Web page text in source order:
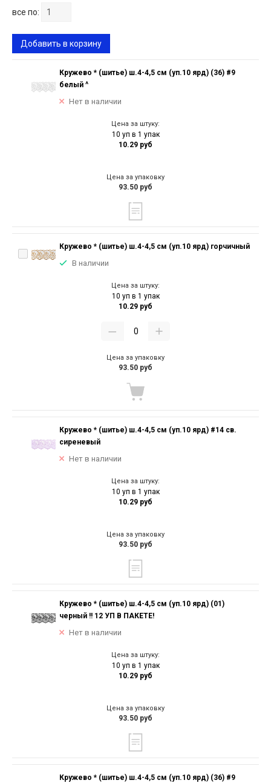
все по:
Добавить в корзину
Кружево * (шитье) ш.4-4,5 см (уп.10 ярд) (36) #9
белый ^
Нет в наличии
Цена за штуку:
10 уп в 1 упак
10.29 руб
Цена за упаковку
93.50 руб
Кружево * (шитье) ш.4-4,5 см (уп.10 ярд) горчичный
В наличии
Цена за штуку:
10 уп в 1 упак
10.29 руб
Цена за упаковку
93.50 руб
Кружево * (шитье) ш.4-4,5 см (уп.10 ярд) #14 св.
сиреневый
Нет в наличии
Цена за штуку:
10 уп в 1 упак
10.29 руб
Цена за упаковку
93.50 руб
Кружево * (шитье) ш.4-4,5 см (уп.10 ярд) (01)
черный !! 12 УП В ПАКЕТЕ!
Нет в наличии
Цена за штуку:
10 уп в 1 упак
10.29 руб
Цена за упаковку
93.50 руб
Кружево * (шитье) ш.4-4,5 см (уп.10 ярд) (36) #9